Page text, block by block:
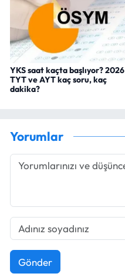
YKS saat kaçta başlıyor? 2026
TYT ve AYT kaç soru, kaç
dakika?
Yorumlar
Gönder